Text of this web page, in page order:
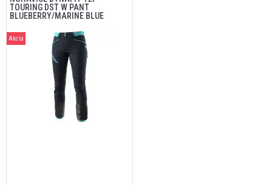
TOURING DST W PANT
BLUEBERRY/MARINE BLUE
Akcia